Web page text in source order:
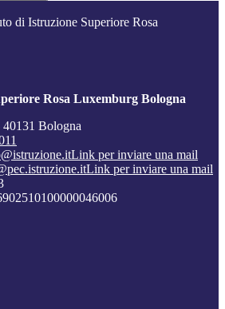
di Istruzione Superiore Rosa
Rosa Luxemburg Bologna
Bologna
Link per inviare una mail
Link per inviare una mail